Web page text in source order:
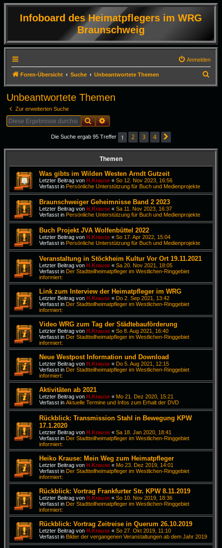
Infoboard des Heimatpflegers im WRG
Braunschweig
Anmelden
Foren-Übersicht Suche Unbeantwortete Themen
u
Unbeantwortete Themen
Zur erweiterten Suche
SucheErweiterte Suche
Die Suche ergab 95 Treffer 1 2 3 4
Themen
Was gibts im Wilden Westen Arndt Gutzeit
Letzter Beitrag von H.Krause « So 12. Nov 2023, 16:56
Verfasst in Persönliche Unterstützung für Buch und Medienprojekte
Braunschweiger Geheimnisse Band 2 2023
Letzter Beitrag von H.Krause « Sa 11. Nov 2023, 16:37
Verfasst in Persönliche Unterstützung für Buch und Medienprojekte
Buch Projekt JVA Wolfenbüttel 2022
Letzter Beitrag von H.Krause « So 17. Apr 2022, 15:04
Verfasst in Persönliche Unterstützung für Buch und Medienprojekte
Veranstaltung in Stöckheim Kultur Vor Ort 19.11.2021
Letzter Beitrag von H.Krause « Sa 20. Nov 2021, 18:05
Verfasst in Der Stadtteilheimatpfleger im Westlichen-Ringgebiet
informiert:
Link zum Interview der Heimatpfleger im WRG
Letzter Beitrag von H.Krause « Do 2. Sep 2021, 13:42
Verfasst in Der Stadtteilheimatpfleger im Westlichen-Ringgebiet
informiert:
Video WRG zum Tag der Städtebauförderung
Letzter Beitrag von H.Krause « So 8. Aug 2021, 16:40
Verfasst in Der Stadtteilheimatpfleger im Westlichen-Ringgebiet
informiert:
Neue Westpost Information und Download
Letzter Beitrag von H.Krause « Do 5. Aug 2021, 12:15
Verfasst in Der Stadtteilheimatpfleger im Westlichen-Ringgebiet
informiert:
Aktivitäten ab 2021
Letzter Beitrag von H.Krause « Mo 21. Dez 2020, 15:21
Verfasst in Aktuelle Termine und Infos zum Erhalt der DVD
Rückblick: Transmission Stahl in Bewegung KPW
17.1.2020
Letzter Beitrag von H.Krause « Sa 18. Jan 2020, 18:41
Verfasst in Der Stadtteilheimatpfleger im Westlichen-Ringgebiet
informiert:
Heiko Krause: Mein Weg zum Heimatpfleger
Letzter Beitrag von H.Krause « Mo 23. Dez 2019, 14:01
Verfasst in Der Stadtteilheimatpfleger im Westlichen-Ringgebiet
informiert:
Rückblick: Vortrag Frankfurter Str. KPW 8.11.2019
Letzter Beitrag von H.Krause « So 10. Nov 2019, 18:36
Verfasst in Der Stadtteilheimatpfleger im Westlichen-Ringgebiet
informiert:
Rückblick: Vortrag Zeitreise in Querum 26.10.2019
Letzter Beitrag von H.Krause « So 27. Okt 2019, 11:10
Verfasst in Bilder der vergangenen Veranstaltungen ab dem Jahr 2019